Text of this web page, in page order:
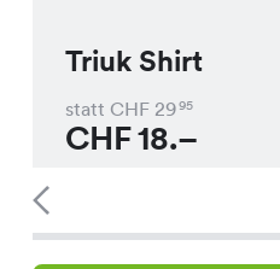
Triuk Shirt
statt CHF 2995
CHF18.–